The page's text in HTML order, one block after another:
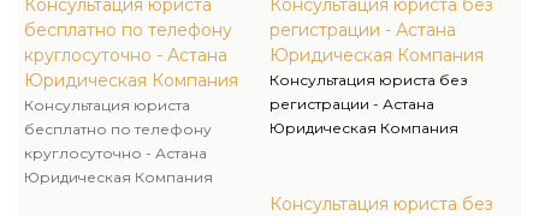
Консультация юриста
бесплатно по телефону
круглосуточно - Астана
Юридическая Компания
Консультация юриста
бесплатно по телефону
круглосуточно - Астана
Юридическая Компания
Консультация юриста без
регистрации - Астана
Юридическая Компания
Консультация юриста без
регистрации - Астана
Юридическая Компания
Консультация юриста без